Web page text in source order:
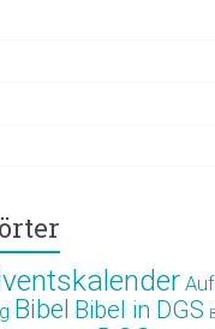
Bibel Bibel in DGS